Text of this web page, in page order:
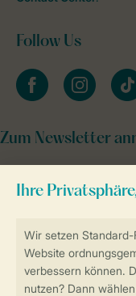
Sicher und
Follow Us
facebookinstagram
Zum Newsletter